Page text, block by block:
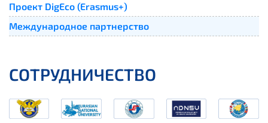
Проект DigEco (Erasmus+)
Международное партнерство
СОТРУДНИЧЕСТВО